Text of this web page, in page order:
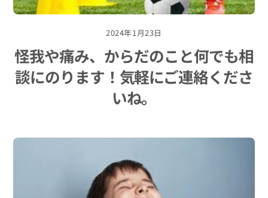
2024年1月23日
怪我や痛み、からだのこと何でも相
談にのります！気軽にご連絡くださ
いね。